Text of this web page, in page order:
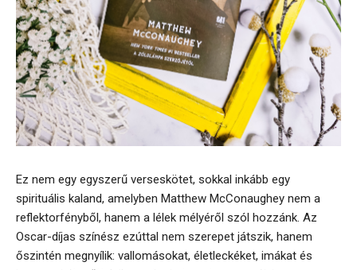
Ez nem egy egyszerű verseskötet, sokkal inkább egy
spirituális kaland, amelyben Matthew McConaughey nem a
reflektorfényből, hanem a lélek mélyéről szól hozzánk. Az
Oscar-díjas színész ezúttal nem szerepet játszik, hanem
őszintén megnyílik: vallomásokat, életleckéket, imákat és